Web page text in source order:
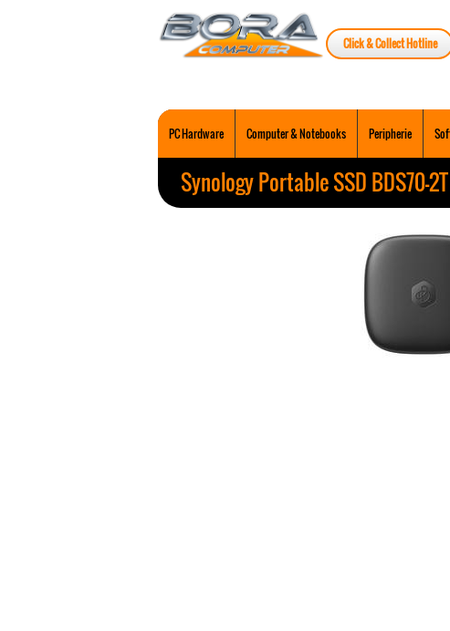
Click & Collect Hotline
PC Hardware Computer & Notebooks Peripherie
Synology Portable SSD BDS70-